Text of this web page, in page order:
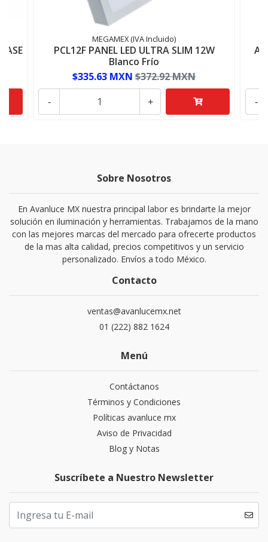
MEGAMEX (IVA Incluido)
PCL12F PANEL LED ULTRA SLIM 12W
Blanco Frío
$335.63 MXN $372.92 MXN
+
- -
Sobre Nosotros
En Avanluce MX nuestra principal labor es brindarte la mejor
solución en iluminación y herramientas. Trabajamos de la mano
con las mejores marcas del mercado para ofrecerte productos
de la mas alta calidad, precios competitivos y un servicio
personalizado. Envíos a todo México.
Contacto
ventas@avanlucemx.net
01 (222) 882 1624
Menú
Contáctanos
Términos y Condiciones
Políticas avanluce mx
Aviso de Privacidad
Blog y Notas
Suscríbete a Nuestro Newsletter